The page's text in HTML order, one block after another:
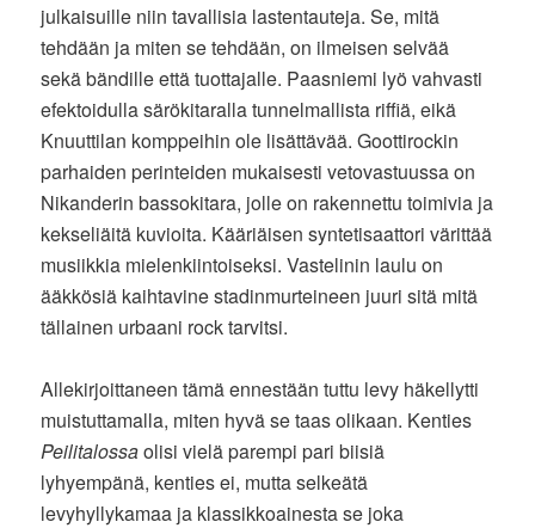
julkaisuille niin tavallisia lastentauteja. Se, mitä
tehdään ja miten se tehdään, on ilmeisen selvää
sekä bändille että tuottajalle. Paasniemi lyö vahvasti
efektoidulla särökitaralla tunnelmallista riffiä, eikä
Knuuttilan komppeihin ole lisättävää. Goottirockin
parhaiden perinteiden mukaisesti vetovastuussa on
Nikanderin bassokitara, jolle on rakennettu toimivia ja
kekseliäitä kuvioita. Kääriäisen syntetisaattori värittää
musiikkia mielenkiintoiseksi. Vastelinin laulu on
ääkkösiä kaihtavine stadinmurteineen juuri sitä mitä
tällainen urbaani rock tarvitsi.
Allekirjoittaneen tämä ennestään tuttu levy häkellytti
muistuttamalla, miten hyvä se taas olikaan. Kenties
Peilitalossaolisi vielä parempi pari biisiä
lyhyempänä, kenties ei, mutta selkeätä
levyhyllykamaa ja klassikkoainesta se joka